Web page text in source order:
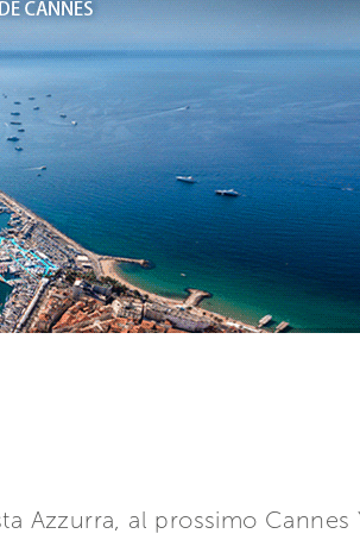
Azzurra, al prossimo Cannes